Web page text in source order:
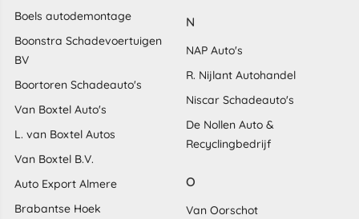
Boels autodemontage
Boonstra Schadevoertuigen
BV
Boortoren Schadeauto's
Van Boxtel Auto's
L. van Boxtel Autos
Van Boxtel B.V.
Auto Export Almere
Brabantse Hoek
N
NAP Auto's
R. Nijlant Autohandel
Niscar Schadeauto's
De Nollen Auto &
Recyclingbedrijf
O
Van Oorschot